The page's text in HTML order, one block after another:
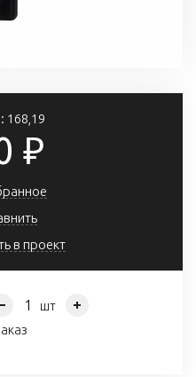
168,19
₽
в проект
шт